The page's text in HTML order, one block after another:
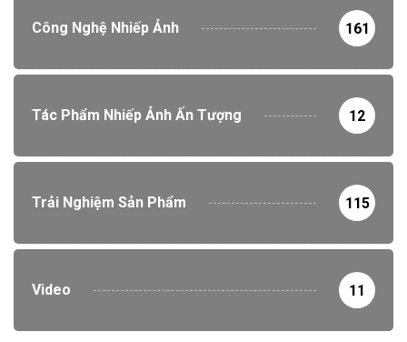
Công Nghệ Nhiếp Ảnh 161
Tác Phẩm Nhiếp Ảnh Ấn Tượng 12
Trải Nghiệm Sản Phẩm 115
Video 11